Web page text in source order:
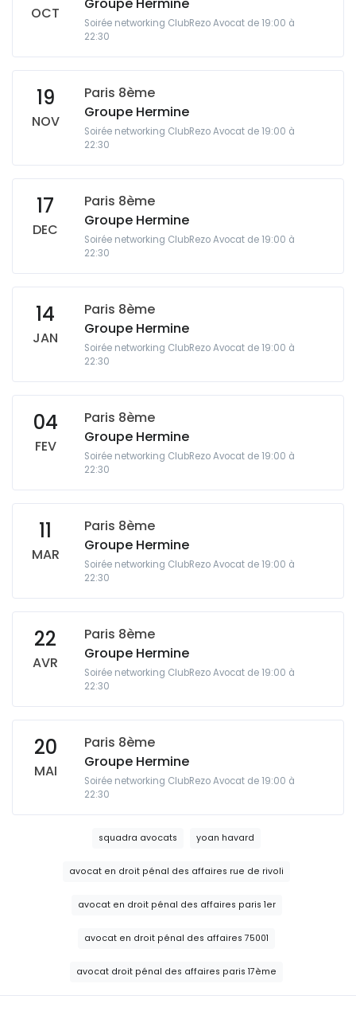
OCT
Soirée networking ClubRezo Avocat de 19:00 à
22:30
19
NOV
Paris 8ème
Groupe Hermine
Soirée networking ClubRezo Avocat de 19:00 à
22:30
17
DEC
Paris 8ème
Groupe Hermine
Soirée networking ClubRezo Avocat de 19:00 à
22:30
14
JAN
Paris 8ème
Groupe Hermine
Soirée networking ClubRezo Avocat de 19:00 à
22:30
04
FEV
Paris 8ème
Groupe Hermine
Soirée networking ClubRezo Avocat de 19:00 à
22:30
11
MAR
Paris 8ème
Groupe Hermine
Soirée networking ClubRezo Avocat de 19:00 à
22:30
22
AVR
Paris 8ème
Groupe Hermine
Soirée networking ClubRezo Avocat de 19:00 à
22:30
20
MAI
Paris 8ème
Groupe Hermine
Soirée networking ClubRezo Avocat de 19:00 à
22:30
squadra avocats yoan havard
avocat en droit pénal des affaires rue de rivoli
avocat en droit pénal des affaires paris 1er
avocat en droit pénal des affaires 75001
avocat droit pénal des affaires paris 17ème